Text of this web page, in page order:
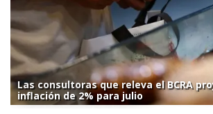
Las consultoras que releva el BCRA
inflación de 2% para julio